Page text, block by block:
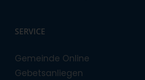
SERVICE
Gemeinde Online
Gebetsanliegen